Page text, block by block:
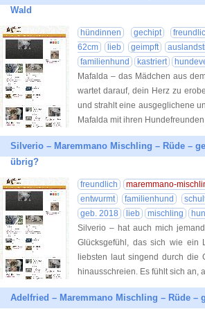
Wald
hündinnen gechipt
62cm
lieb geimpft
familienhund
kastriert
Mafalda – das Mädchen aus
wartet darauf, dein Herz zu
und strahlt eine ausgeglichene
Mafalda mit ihren
Silverio – Maremmano Mischling – Rüde –
übrig?
freundlich maremmano-
entwurmt
familienhund
geb. 2018
lieb mischling
Silverio – hat auch mich
Glücksgefühl, das sich wie ein
liebsten laut singend durch
hinausschreien. Es fühlt sich an,
Adelfried – Maremmano Mischling – Rüde –